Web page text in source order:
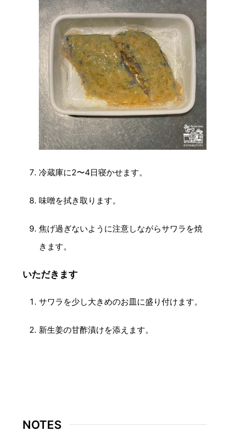
冷蔵庫に2〜4日寝かせます。
味噌を拭き取ります。
焦げ過ぎないように注意しながらサワラを焼
きます。
いただきます
サワラを少し大きめのお皿に盛り付けます。
新生姜の甘酢漬けを添えます。
NOTES